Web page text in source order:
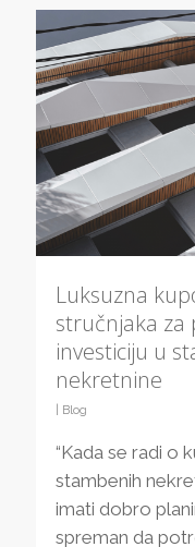
Luksuzna
stručnjaka za
investiciju u
nekretnine
Blog
“Kada se radi o
stambenih
imati dobro
spreman da